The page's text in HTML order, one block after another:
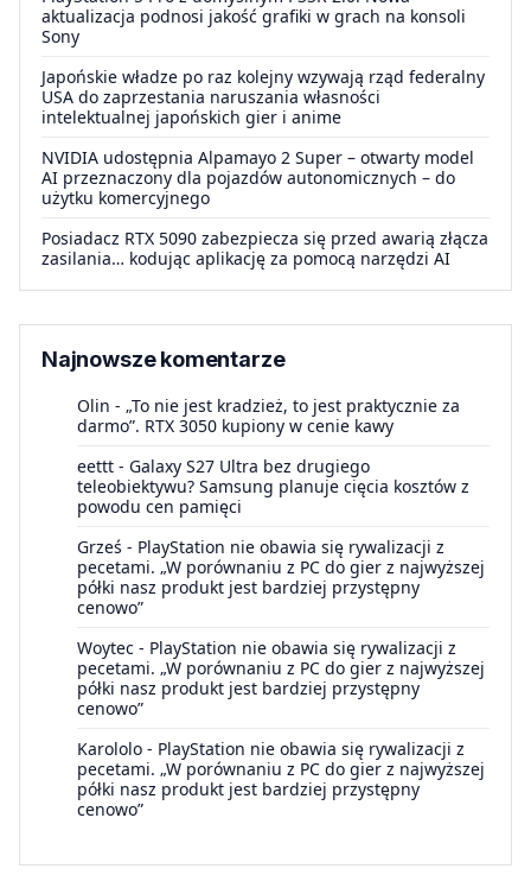
aktualizacja podnosi jakość grafiki w grach na konsoli
Sony
Japońskie władze po raz kolejny wzywają rząd federalny
USA do zaprzestania naruszania własności
intelektualnej japońskich gier i anime
NVIDIA udostępnia Alpamayo 2 Super – otwarty model
AI przeznaczony dla pojazdów autonomicznych – do
użytku komercyjnego
Posiadacz RTX 5090 zabezpiecza się przed awarią złącza
zasilania… kodując aplikację za pomocą narzędzi AI
Najnowsze komentarze
Olin - „To nie jest kradzież, to jest praktycznie za
darmo”. RTX 3050 kupiony w cenie kawy
eettt - Galaxy S27 Ultra bez drugiego
teleobiektywu? Samsung planuje cięcia kosztów z
powodu cen pamięci
Grześ - PlayStation nie obawia się rywalizacji z
pecetami. „W porównaniu z PC do gier z najwyższej
półki nasz produkt jest bardziej przystępny
cenowo”
Woytec - PlayStation nie obawia się rywalizacji z
pecetami. „W porównaniu z PC do gier z najwyższej
półki nasz produkt jest bardziej przystępny
cenowo”
Karololo - PlayStation nie obawia się rywalizacji z
pecetami. „W porównaniu z PC do gier z najwyższej
półki nasz produkt jest bardziej przystępny
cenowo”